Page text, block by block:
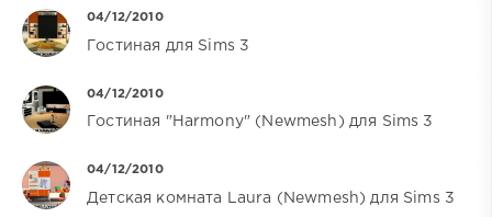
04/12/2010
Гостиная для Sims 3
04/12/2010
Гостиная "Harmony" (Newmesh) для Sims 3
04/12/2010
Детская комната Laura (Newmesh) для Sims 3